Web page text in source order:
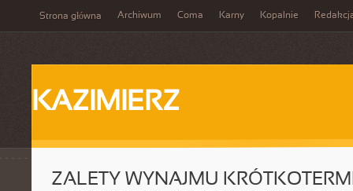
Strona główna Archiwum Coma Karny Kopalnie
KAZIMIERZ
ZALETY WYNAJMU